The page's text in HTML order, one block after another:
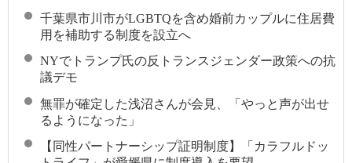
千葉県市川市がLGBTQを含め婚前カップルに住居費
用を補助する制度を設立へ
NYでトランプ氏の反トランスジェンダー政策への抗
議デモ
無罪が確定した浅沼さんが会見、「やっと声が出せ
るようになった」
【同性パートナーシップ証明制度】「カラフルドッ